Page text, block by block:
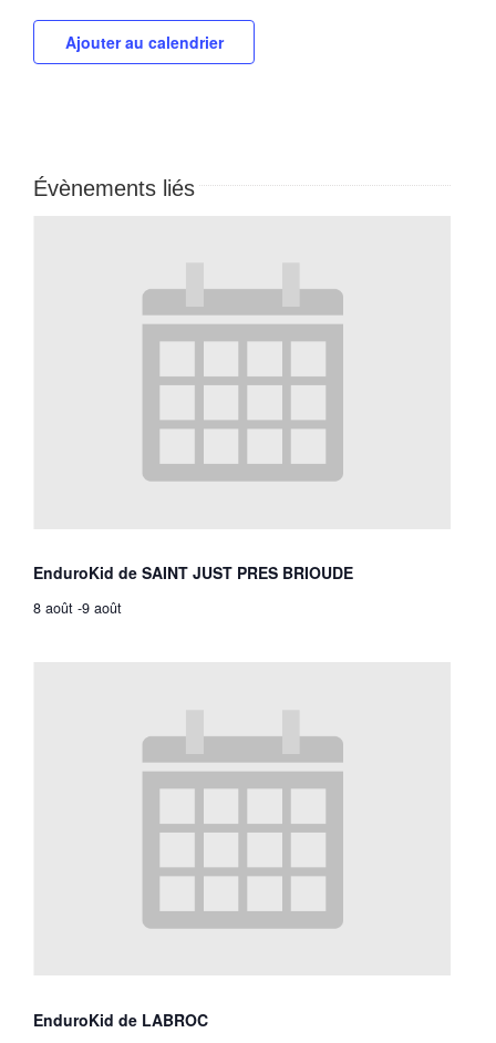
Ajouter au calendrier
Évènements liés
EnduroKid de SAINT JUST PRES BRIOUDE
8 août -9 août
EnduroKid de LABROC